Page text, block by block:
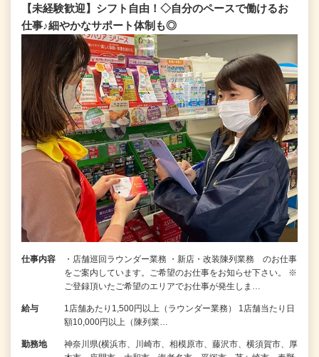
【未経験歓迎】シフト自由！◇自分のペースで働けるお
仕事♪細やかなサポート体制も◎
仕事内容
・店舗巡回ラウンダー業務 ・新店・改装陳列業務 のお仕事
をご案内しています。ご希望のお仕事をお知らせ下さい。 ※
ご登録頂いたご希望のエリアでお仕事が発生しま…
給与
1店舗あたり1,500円以上（ラウンダー業務） 1店舗当たり日
額10,000円以上（陳列業…
勤務地
神奈川県(横浜市、川崎市、相模原市、藤沢市、横須賀市、厚